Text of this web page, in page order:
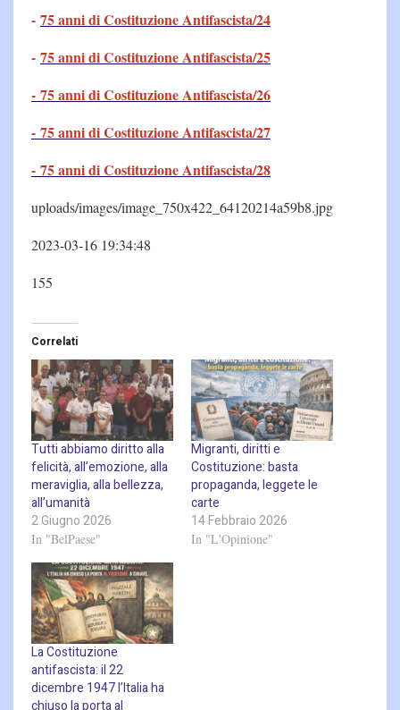
- 75 anni di Costituzione Antifascista/24
- 75 anni di Costituzione Antifascista/25
- 75 anni di Costituzione Antifascista/26
- 75 anni di Costituzione Antifascista/27
- 75 anni di Costituzione Antifascista/28
uploads/images/image_750x422_64120214a59b8.jpg
2023-03-16 19:34:48
155
Correlati
Tutti abbiamo diritto alla
felicità, all’emozione, alla
meraviglia, alla bellezza,
all’umanità
2 Giugno 2026
In "BelPaese"
Migranti, diritti e
Costituzione: basta
propaganda, leggete le
carte
14 Febbraio 2026
In "L'Opinione"
La Costituzione
antifascista: il 22
dicembre 1947 l’Italia ha
chiuso la porta al